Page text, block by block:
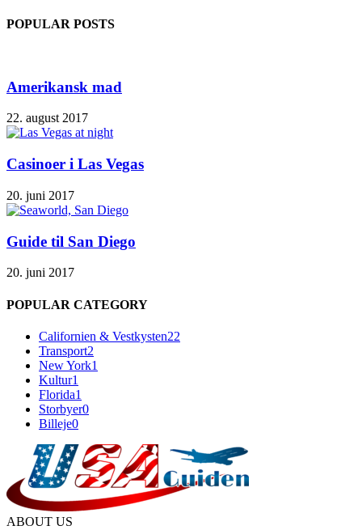
POPULAR POSTS
Amerikansk mad
22. august 2017
Casinoer i Las Vegas
20. juni 2017
Guide til San Diego
20. juni 2017
POPULAR CATEGORY
Californien & Vestkysten22
Transport2
New York1
Kultur1
Florida1
Storbyer0
Billeje0
ABOUT US